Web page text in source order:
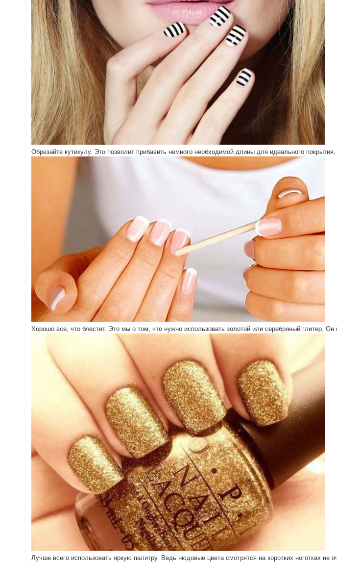
Обрезайте кутикулу. Это позволит прибавить немного необходимой длины для идеального покрытия.
Хорошо все, что блестит. Это мы о том, что нужно использовать золотой или серебряный глитер.
Лучше всего использовать яркую палитру. Ведь нюдовые цвета смотрятся на коротких ноготках